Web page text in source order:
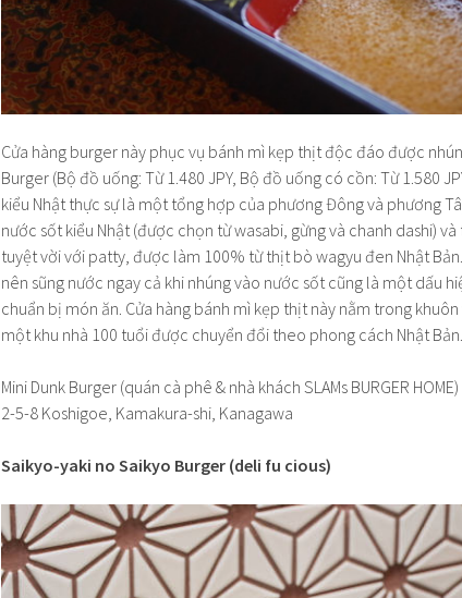
Cửa hàng burger này phục vụ bánh mì kẹp thịt độc đáo được
Burger (Bộ đồ uống: Từ 1.480 JPY, Bộ đồ uống có cồn: Từ 1.580
kiểu Nhật thực sự là một tổng hợp của phương Đông và phương
nước sốt kiểu Nhật (được chọn từ wasabi, gừng và chanh dashi)
tuyệt vời với patty, được làm 100% từ thịt bò wagyu đen Nhật
nên sũng nước ngay cả khi nhúng vào nước sốt cũng là một dấu
chuẩn bị món ăn. Cửa hàng bánh mì kẹp thịt này nằm trong
một khu nhà 100 tuổi được chuyển đổi theo phong cách Nhật Bản.
Mini Dunk Burger (quán cà phê & nhà khách SLAMs BURGER HOME)
2-5-8 Koshigoe, Kamakura-shi, Kanagawa
Saikyo-yaki no Saikyo Burger (deli fu cious)